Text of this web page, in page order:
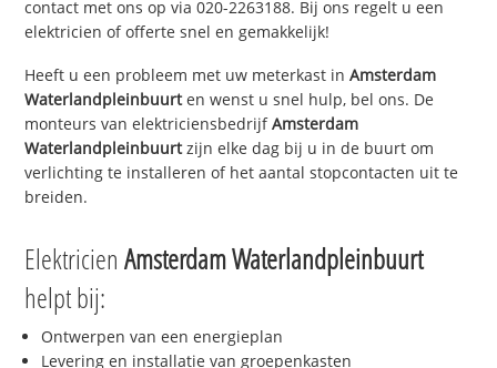
contact met ons op via 020-2263188. Bij ons regelt u een
elektricien of offerte snel en gemakkelijk!
Heeft u een probleem met uw meterkast inAmsterdam
Waterlandpleinbuurten wenst u snel hulp, bel ons. De
monteurs van elektriciensbedrijfAmsterdam
Waterlandpleinbuurtzijn elke dag bij u in de buurt om
verlichting te installeren of het aantal stopcontacten uit te
breiden.
ElektricienAmsterdam Waterlandpleinbuurt
helpt bij:
Ontwerpen van een energieplan
Levering en installatie van groepenkasten